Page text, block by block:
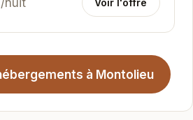
/nuit Voir l'offre
à Montolieu